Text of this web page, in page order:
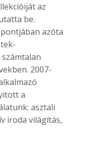
az
be.
azóta
2007-
a
asztali
iroda világítás,